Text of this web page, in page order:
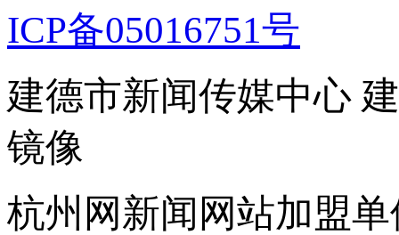
ICP备05016751号
建德市新闻传媒中心
镜像
杭州网新闻网站加盟